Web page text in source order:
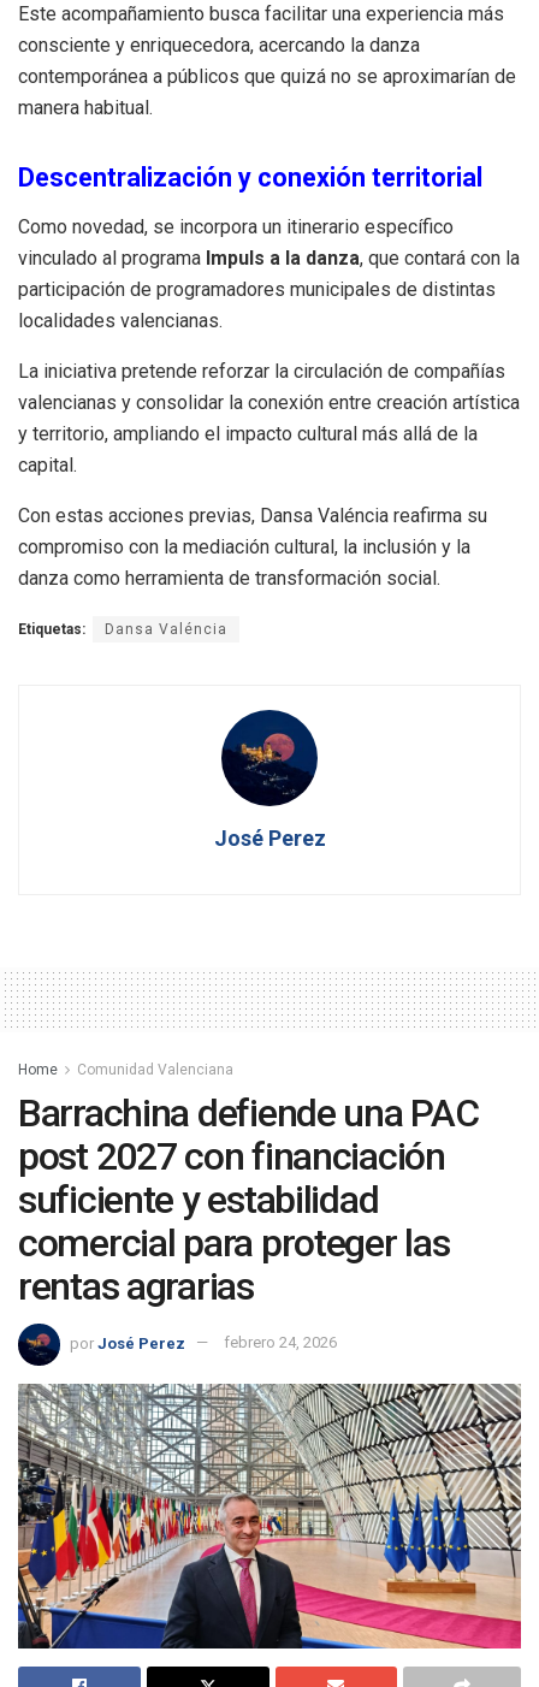
Este acompañamiento busca facilitar una experiencia más
consciente y enriquecedora, acercando la danza
contemporánea a públicos que quizá no se aproximarían de
manera habitual.
Descentralización y conexión territorial
Como novedad, se incorpora un itinerario específico
vinculado al programa Impuls a la danza, que contará con la
participación de programadores municipales de distintas
localidades valencianas.
La iniciativa pretende reforzar la circulación de compañías
valencianas y consolidar la conexión entre creación artística
y territorio, ampliando el impacto cultural más allá de la
capital.
Con estas acciones previas, Dansa Valéncia reafirma su
compromiso con la mediación cultural, la inclusión y la
danza como herramienta de transformación social.
Etiquetas: Dansa Valéncia
José Perez
Home Comunidad Valenciana
Barrachina defiende una PAC
post 2027 con financiación
suficiente y estabilidad
comercial para proteger las
rentas agrarias
por José Perez febrero 24, 2026